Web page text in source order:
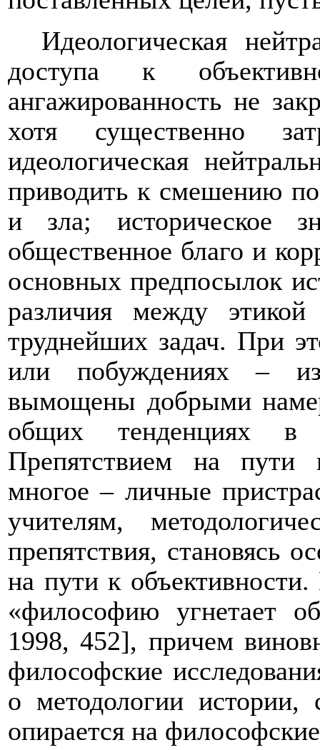
Идеологическая
доступа к
ангажированность не
хотя существенно
идеологическая
приводить к смешению
и зла; историческое
общественное благо и
основных предпосылок
различия между
труднейших задач. При
или побуждениях –
вымощены добрыми
общих тенденциях
Препятствием на пути
многое – личные
учителям,
препятствия, становясь
на пути к
«философию угнетает
1998, 452], причем
философские
о методологии
опирается на